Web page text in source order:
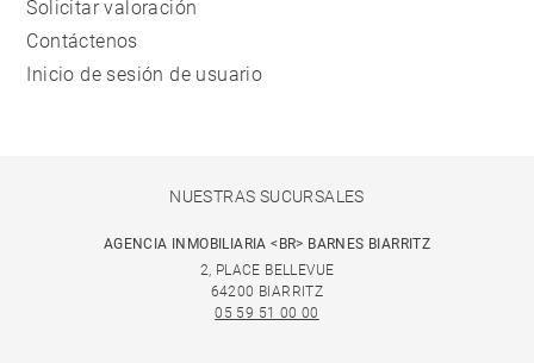
Solicitar valoración
Contáctenos
Inicio de sesión de usuario
NUESTRAS SUCURSALES
AGENCIA INMOBILIARIA <BR> BARNES BIARRITZ
2, PLACE BELLEVUE
64200 BIARRITZ
05 59 51 00 00